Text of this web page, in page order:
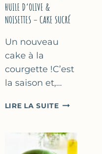
HUILE D’OLIVE &
NOISETTES – CAKE SUCRÉ
Un nouveau
cake à la
courgette !C’est
la saison et,…
LIRE LA SUITECAKE
HUILE